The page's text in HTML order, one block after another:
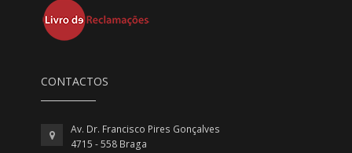
CONTACTOS
Av. Dr. Francisco Pires Gonçalves
4715 - 558 Braga